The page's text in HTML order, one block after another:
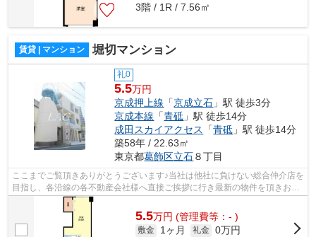
3階 / 1R / 7.56㎡
賃貸 | マンション 堀切マンション
礼0
5.5万円
京成押上線 「京成立石 」駅 徒歩3分
京成本線 「青砥 」駅 徒歩14分
成田スカイアクセス
「青砥 」駅 徒歩14分
築58年 / 22.63㎡
東京都葛飾区立石８丁目
ここまでご覧頂きありがとうございます♪当社は他社に負けない総合仲介店を
目指し、各沿線の各不動産会社様へ直接ご挨拶に行き最新の物件を頂きお客
様へ提供しております！最新の情報は...
5.5万円 (管理費等：- )
敷金 1ヶ月 礼金 0万円